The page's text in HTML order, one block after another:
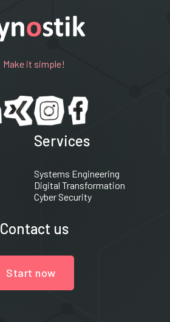
Make it simple!
Services
Systems Engineering
Digital Transformation
Cyber Security
Contact us
Start now